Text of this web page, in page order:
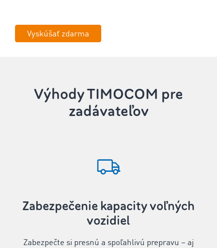
Vyskúšať zdarma
‌Výhody TIMOCOM pre
zadávateľov
Zabezpečenie kapacity voľných
vozidiel
Zabezpečte si presnú a spoľahlivú prepravu – aj